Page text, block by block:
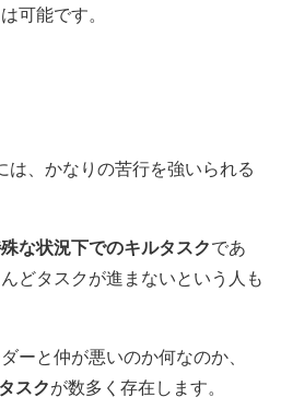
可能です。
は、かなりの苦行を強いられる
な状況下でのキルタスクであ
どタスクが進まないという人も
ーと仲が悪いのか何なのか、
スクが数多く存在します。